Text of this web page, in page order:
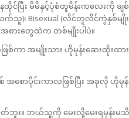
ပြီး မိမိနှင့်ပုံစံတူမိန်းကလေးကို ခ
သက်သူ)၊ Bisexual (လိင်တူလိင်ကွဲနှစ်
ားတွေထဲက တစ်မျိုးပါပဲ။
ြစ်ကာ အမျိုးသား ဟိုမုန်းဆေးထိုး
အစောပိုင်းကာလဖြစ်ပြီး အခုလို ဟို
ဘူး။ ဘယ်သူ့ကို မေးလို့မေးရမှန်းမ